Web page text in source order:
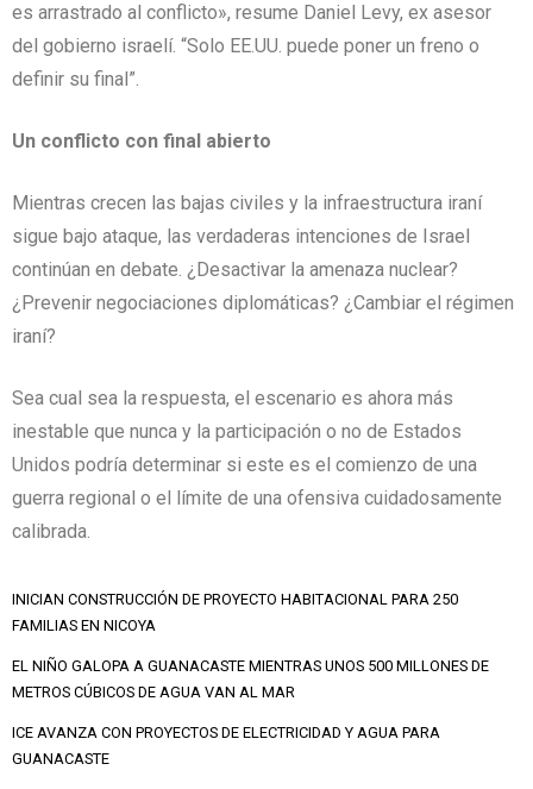
es arrastrado al conflicto», resume Daniel Levy, ex asesor
del gobierno israelí. “Solo EE.UU. puede poner un freno o
definir su final”.
Un conflicto con final abierto
Mientras crecen las bajas civiles y la infraestructura iraní
sigue bajo ataque, las verdaderas intenciones de Israel
continúan en debate. ¿Desactivar la amenaza nuclear?
¿Prevenir negociaciones diplomáticas? ¿Cambiar el régimen
iraní?
Sea cual sea la respuesta, el escenario es ahora más
inestable que nunca y la participación o no de Estados
Unidos podría determinar si este es el comienzo de una
guerra regional o el límite de una ofensiva cuidadosamente
calibrada.
INICIAN CONSTRUCCIÓN DE PROYECTO HABITACIONAL PARA 250
FAMILIAS EN NICOYA
EL NIÑO GALOPA A GUANACASTE MIENTRAS UNOS 500 MILLONES DE
METROS CÚBICOS DE AGUA VAN AL MAR
ICE AVANZA CON PROYECTOS DE ELECTRICIDAD Y AGUA PARA
GUANACASTE